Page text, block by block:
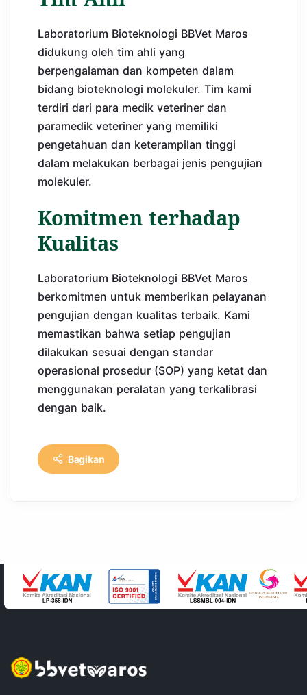
Laboratorium Bioteknologi BBVet Maros
didukung oleh tim ahli yang
berpengalaman dan kompeten dalam
bidang bioteknologi molekuler. Tim kami
terdiri dari para medik veteriner dan
paramedik veteriner yang memiliki
pengetahuan dan keterampilan tinggi
dalam melakukan berbagai jenis pengujian
molekuler.
Komitmen terhadap
Kualitas
Laboratorium Bioteknologi BBVet Maros
berkomitmen untuk memberikan pelayanan
pengujian dengan kualitas terbaik. Kami
memastikan bahwa setiap pengujian
dilakukan sesuai dengan standar
operasional prosedur (SOP) yang ketat dan
menggunakan peralatan yang terkalibrasi
dengan baik.
Bagikan